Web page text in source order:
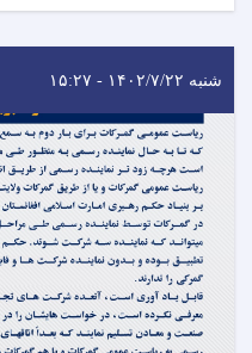
شنبه ۱۴۰۲/۷/۲۲ - ۱۵:۲۷